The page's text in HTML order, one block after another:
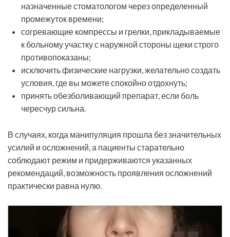
назначенные стоматологом через определенный
промежуток времени;
согревающие компрессы и грелки, прикладываемые
к больному участку с наружной стороны щеки строго
противопоказаны;
исключить физические нагрузки, желательно создать
условия, где вы можете спокойно отдохнуть;
принять обезболивающий препарат, если боль
чересчур сильна.
В случаях, когда манипуляция прошла без значительных
усилий и осложнений, а пациенты старательно
соблюдают режим и придерживаются указанных
рекомендаций, возможность проявления осложнений
практически равна нулю.